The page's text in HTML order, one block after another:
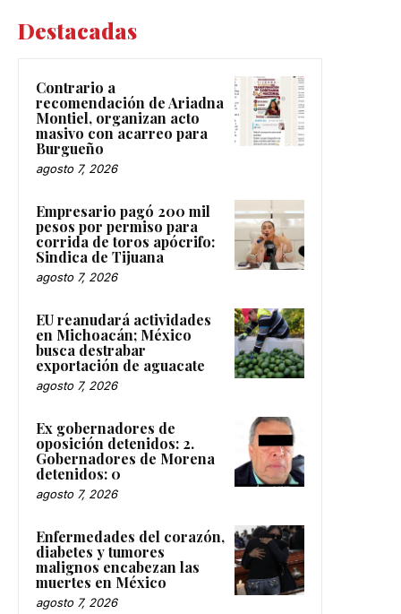
Destacadas
Contrario a
recomendación de Ariadna
Montiel, organizan acto
masivo con acarreo para
Burgueño
agosto 7, 2026
Empresario pagó 200 mil
pesos por permiso para
corrida de toros apócrifo:
Sindica de Tijuana
agosto 7, 2026
EU reanudará actividades
en Michoacán; México
busca destrabar
exportación de aguacate
agosto 7, 2026
Ex gobernadores de
oposición detenidos: 2.
Gobernadores de Morena
detenidos: 0
agosto 7, 2026
Enfermedades del corazón,
diabetes y tumores
malignos encabezan las
muertes en México
agosto 7, 2026